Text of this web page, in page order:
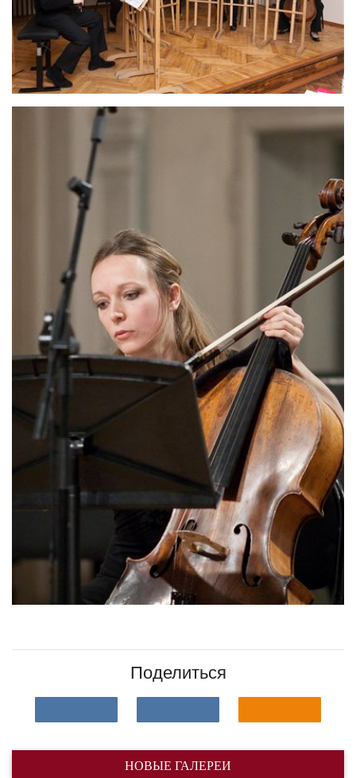
Поделиться
НОВЫЕ ГАЛЕРЕИ